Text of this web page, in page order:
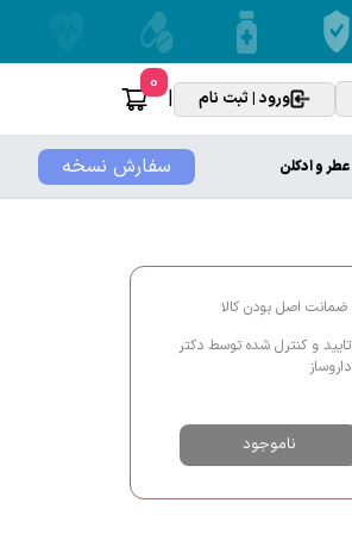
ورود | ثبت نام |
0
سفارش نسخه عطر و ادکلن
ضمانت اصل بودن کالا
تایید و کنترل شده توسط دکتر
داروساز
ناموجود